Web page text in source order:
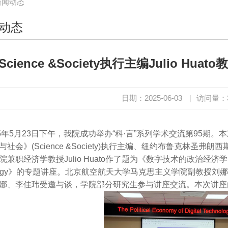
动态
态
&Society执行主编Julio Huato
日期：2025-06-03 | 访问量：
5月23日下午，我院成功举办“科·言”系列学术交流第95期。
社会》(Science &Society)执行主编、纽约布鲁克林圣弗朗西
兼职经济学教授Julio Huato作了题为《数字技术的政治经济
》的专题讲座。北京航空航天大学马克思主义学院副教授刘
、李佳玮受邀与谈，学院部分研究生参与讲座交流。本次讲